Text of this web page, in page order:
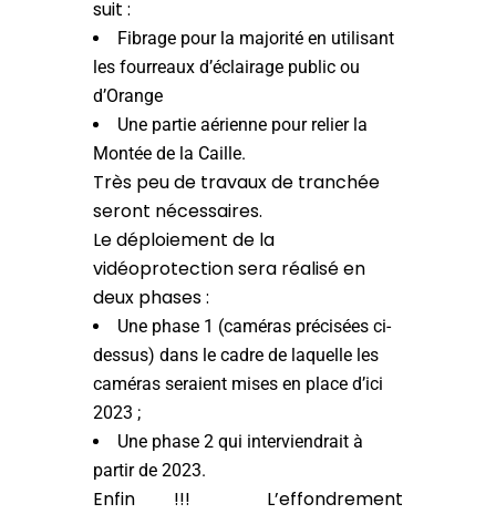
suit :
Fibrage pour la majorité en utilisant
les fourreaux d’éclairage public ou
d’Orange
Une partie aérienne pour relier la
Montée de la Caille.
Très peu de travaux de tranchée
seront nécessaires.
Le déploiement de la
vidéoprotection sera réalisé en
deux phases :
Une phase 1 (caméras précisées ci-
dessus) dans le cadre de laquelle les
caméras seraient mises en place d’ici
2023 ;
Une phase 2 qui interviendrait à
partir de 2023.
Enfin !!! L’effondrement